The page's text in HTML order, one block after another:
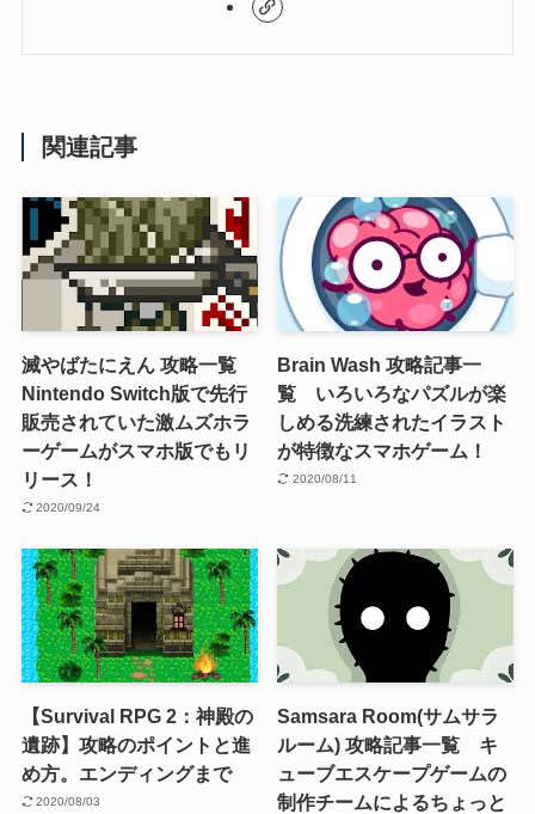
関連記事
滅やばたにえん 攻略一覧
Nintendo Switch版で先行
販売されていた激ムズホラ
ーゲームがスマホ版でもリ
リース！
2020/09/24
Brain Wash 攻略記事一
覧 いろいろなパズルが楽
しめる洗練されたイラスト
が特徴なスマホゲーム！
2020/08/11
【Survival RPG 2：神殿の
遺跡】攻略のポイントと進
め方。エンディングまで
2020/08/03
Samsara Room(サムサラ
ルーム) 攻略記事一覧 キ
ューブエスケープゲームの
制作チームによるちょっと